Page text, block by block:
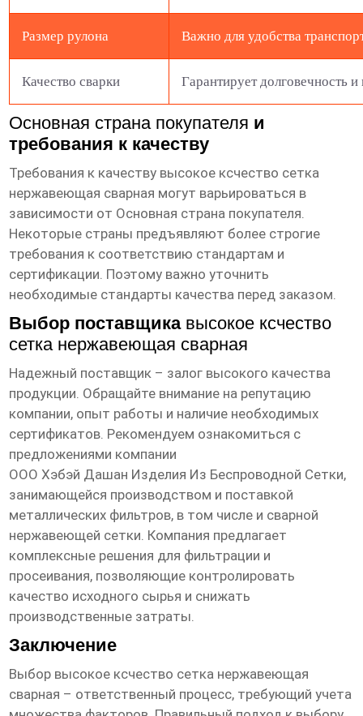
Размер рулона Важно для удобства
Качество сварки Гарантирует долговечность
Основная страна покупателя и
требования к качеству
Требования к качеству высокое ксчество сетка
нержавеющая сварная могут варьироваться в
зависимости от Основная страна покупателя.
Некоторые страны предъявляют более строгие
требования к соответствию стандартам и
сертификации. Поэтому важно уточнить
необходимые стандарты качества перед заказом.
Выбор поставщика высокое ксчество
сетка нержавеющая сварная
Надежный поставщик – залог высокого качества
продукции. Обращайте внимание на репутацию
компании, опыт работы и наличие необходимых
сертификатов. Рекомендуем ознакомиться с
предложениями компании
ООО Хэбэй Дашан Изделия Из Беспроводной Сетки,
занимающейся производством и поставкой
металлических фильтров, в том числе и сварной
нержавеющей сетки. Компания предлагает
комплексные решения для фильтрации и
просеивания, позволяющие контролировать
качество исходного сырья и снижать
производственные затраты.
Заключение
Выбор высокое ксчество сетка нержавеющая
сварная – ответственный процесс, требующий учета